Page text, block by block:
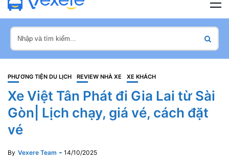
PHƯƠNG TIỆN DU LỊCH REVIEW NHÀ XE XE KHÁCH
Xe Việt Tân Phát đi Gia Lai từ Sài
Gòn| Lịch chạy, giá vé, cách đặt
vé
By Vexere Team 14/10/2025